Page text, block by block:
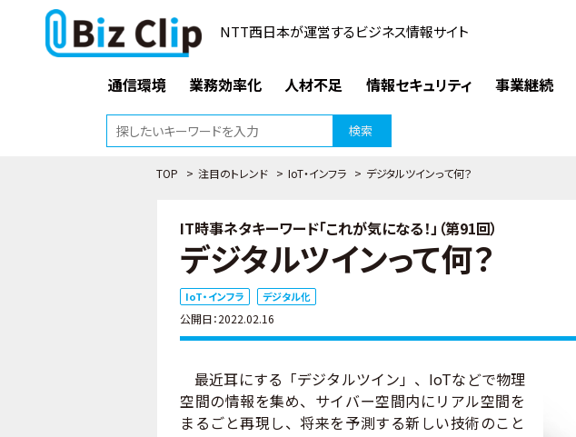
NTT西日本が運営するビジネス情報サイト
通信環境 業務効率化 人材不足 情報セキュリティ 事業継続
検索
TOP > 注目のトレンド > IoT・インフラ > デジタルツインって何？
IT時事ネタキーワード「これが気になる！」（第91回）
デジタルツインって何？
IoT・インフラ デジタル化
公開日：2022.02.16
最近耳にする「デジタルツイン」、IoTなどで物理
空間の情報を集め、サイバー空間内にリアル空間を
まるごと再現し、将来を予測する新しい技術のこと